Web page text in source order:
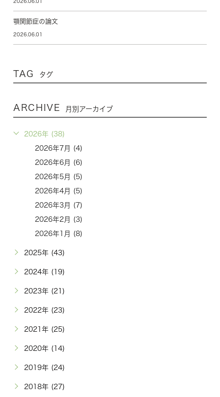
2026.06.01
顎関節症の論文
2026.06.01
TAG タグ
ARCHIVE 月別アーカイブ
2026年 (38)
2026年7月 (4)
2026年6月 (6)
2026年5月 (5)
2026年4月 (5)
2026年3月 (7)
2026年2月 (3)
2026年1月 (8)
2025年 (43)
2024年 (19)
2023年 (21)
2022年 (23)
2021年 (25)
2020年 (14)
2019年 (24)
2018年 (27)